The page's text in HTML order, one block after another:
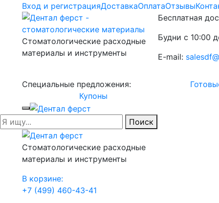
Вход и регистрацияДоставкаОплатаОтзывы
Стоматологические расходные
материалы и инструменты
Бесплатная
Будни с 10:00
E-mail:
Специальные предложения:
Купоны
Поиск
Стоматологические расходные
материалы и инструменты
В корзине:
+7 (499) 460-43-41